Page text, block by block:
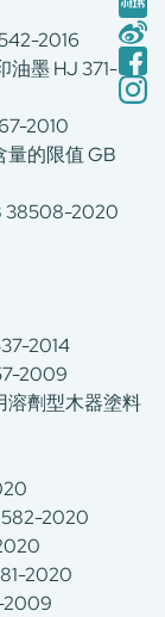
2016
油墨 HJ 371-
2010
量的限值 GB
38508-2020
2014
2009
溶劑型木器塗料
2020
2020
2009